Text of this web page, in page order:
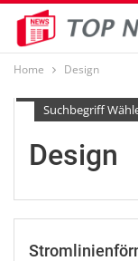
Home Design
Suchbegriff
Design